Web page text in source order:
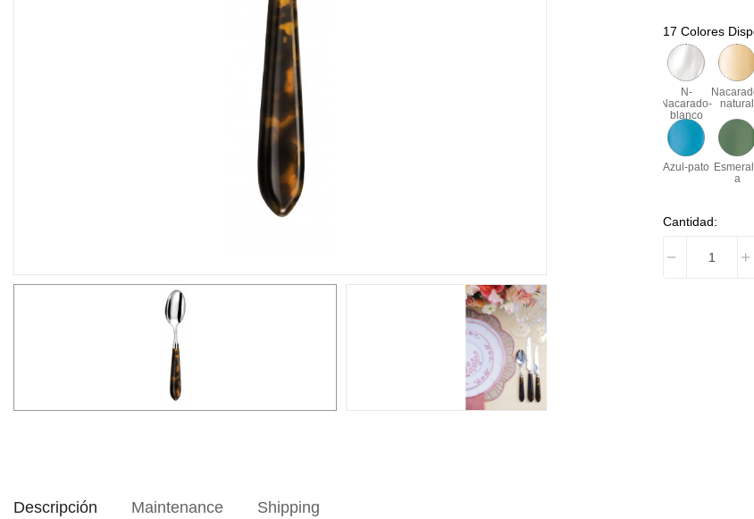
17 Colores
N-
Nacarado-
blanco
natural
Azul-pato
a
Cantidad:
Descripción Maintenance Shipping